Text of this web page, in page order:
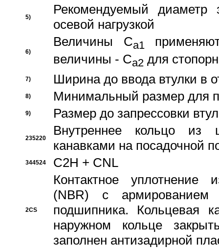
5)
Рекомендуемый диаметр
осевой нагрузкой
6)
Величины Ca1
величины - Ca2 для
7) Ширина до ввода втулки в
8) Минимальный размер для
9) Размер до запрессовки
235220
Внутреннее кольцо из
канавками на посадочной
344524 C2H + CNL
2CS
Контактное уплотнение
(NBR) с
подшипника. Кольцевая
наружном кольце
заполнен антизадирной